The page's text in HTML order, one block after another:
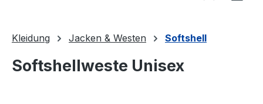
Kleidung Jacken & Westen Softshell
Softshellweste Unisex